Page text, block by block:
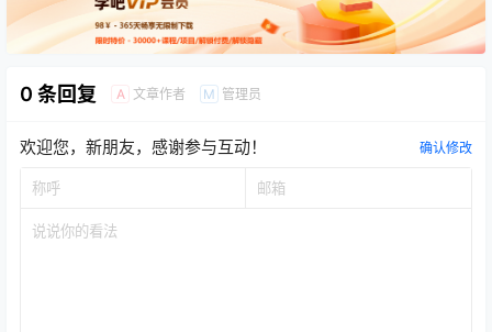
0 条回复 A 文章作者 M 管理员
欢迎您，新朋友，感谢参与互动！ 确认修改